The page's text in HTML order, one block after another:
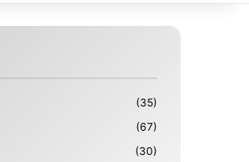
(35)
(67)
(30)